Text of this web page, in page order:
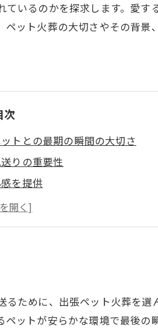
いるのかを探求します。愛す
ット火葬の大切さやその背景
次
トとの最期の瞬間の大切さ
りの重要性
を提供
ト火葬サービスの体験談
ット火葬のメリット
：伊予市中山町の出張ペット火
ために、出張ペット火葬を選
ットが安らかな環境で最後の